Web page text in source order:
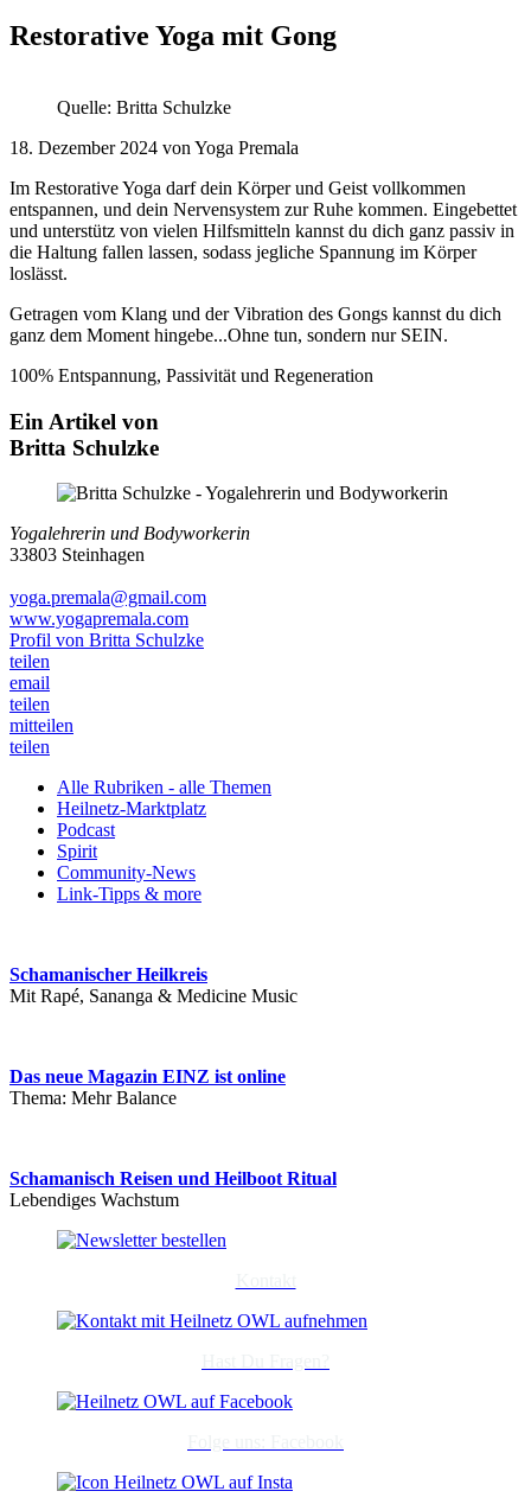
Restorative Yoga mit Gong
Quelle: Britta Schulzke
18. Dezember 2024 von Yoga Premala
Im Restorative Yoga darf dein Körper und Geist vollkommen
entspannen, und dein Nervensystem zur Ruhe kommen. Eingebettet
und unterstütz von vielen Hilfsmitteln kannst du dich ganz passiv in
die Haltung fallen lassen, sodass jegliche Spannung im Körper
loslässt.
Getragen vom Klang und der Vibration des Gongs kannst du dich
ganz dem Moment hingebe...Ohne tun, sondern nur SEIN.
100% Entspannung, Passivität und Regeneration
Ein Artikel von
Britta Schulzke
Yogalehrerin und Bodyworkerin
33803 Steinhagen
yoga.premala@gmail.com
www.yogapremala.com
Profil von Britta Schulzke
teilen
email
teilen
mitteilen
teilen
Alle Rubriken - alle Themen
Heilnetz-Marktplatz
Podcast
Spirit
Community-News
Link-Tipps & more
Schamanischer Heilkreis
Mit Rapé, Sananga & Medicine Music
Das neue Magazin EINZ ist online
Thema: Mehr Balance
Schamanisch Reisen und Heilboot Ritual
Lebendiges Wachstum